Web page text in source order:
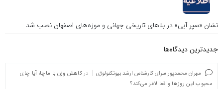
نشان «سپر آبی» در بناهای تاریخی جهانی و موزه‌های اصفهان نصب شد
جدیدترین دیدگاه‌‌ها
مهران محمدپور سرای کارشناس ارشد بیوتکنولوژی در کاهش وزن با ماچا؛ آیا چای
محبوب این روزها واقعا لاغر می‌کند؟